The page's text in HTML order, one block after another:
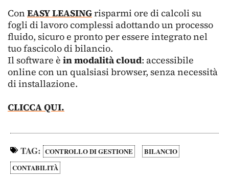
Con EASY LEASINGrisparmi ore di calcoli su
fogli di lavoro complessi adottando un processo
fluido, sicuro e pronto per essere integrato nel
tuo fascicolo di bilancio.
Il software è in modalità cloud: accessibile
online con un qualsiasi browser, senza necessità
di installazione.
CLICCA QUI.
TAG: CONTROLLO DI GESTIONE
BILANCIO
CONTABILITÀ